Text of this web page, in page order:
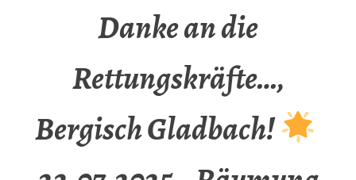
Danke an die
Rettungskräfte…,
Bergisch Gladbach!